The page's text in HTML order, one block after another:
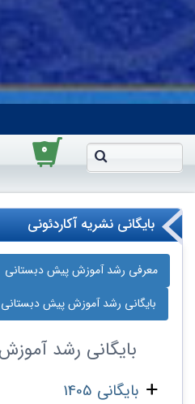
۰
بایگانی نشریه آکاردئونی
معرفی رشد آموزش پیش دبستانی
بایگانی رشد آموزش پیش دبستانی
بایگانی رشد
بایگانی 1405